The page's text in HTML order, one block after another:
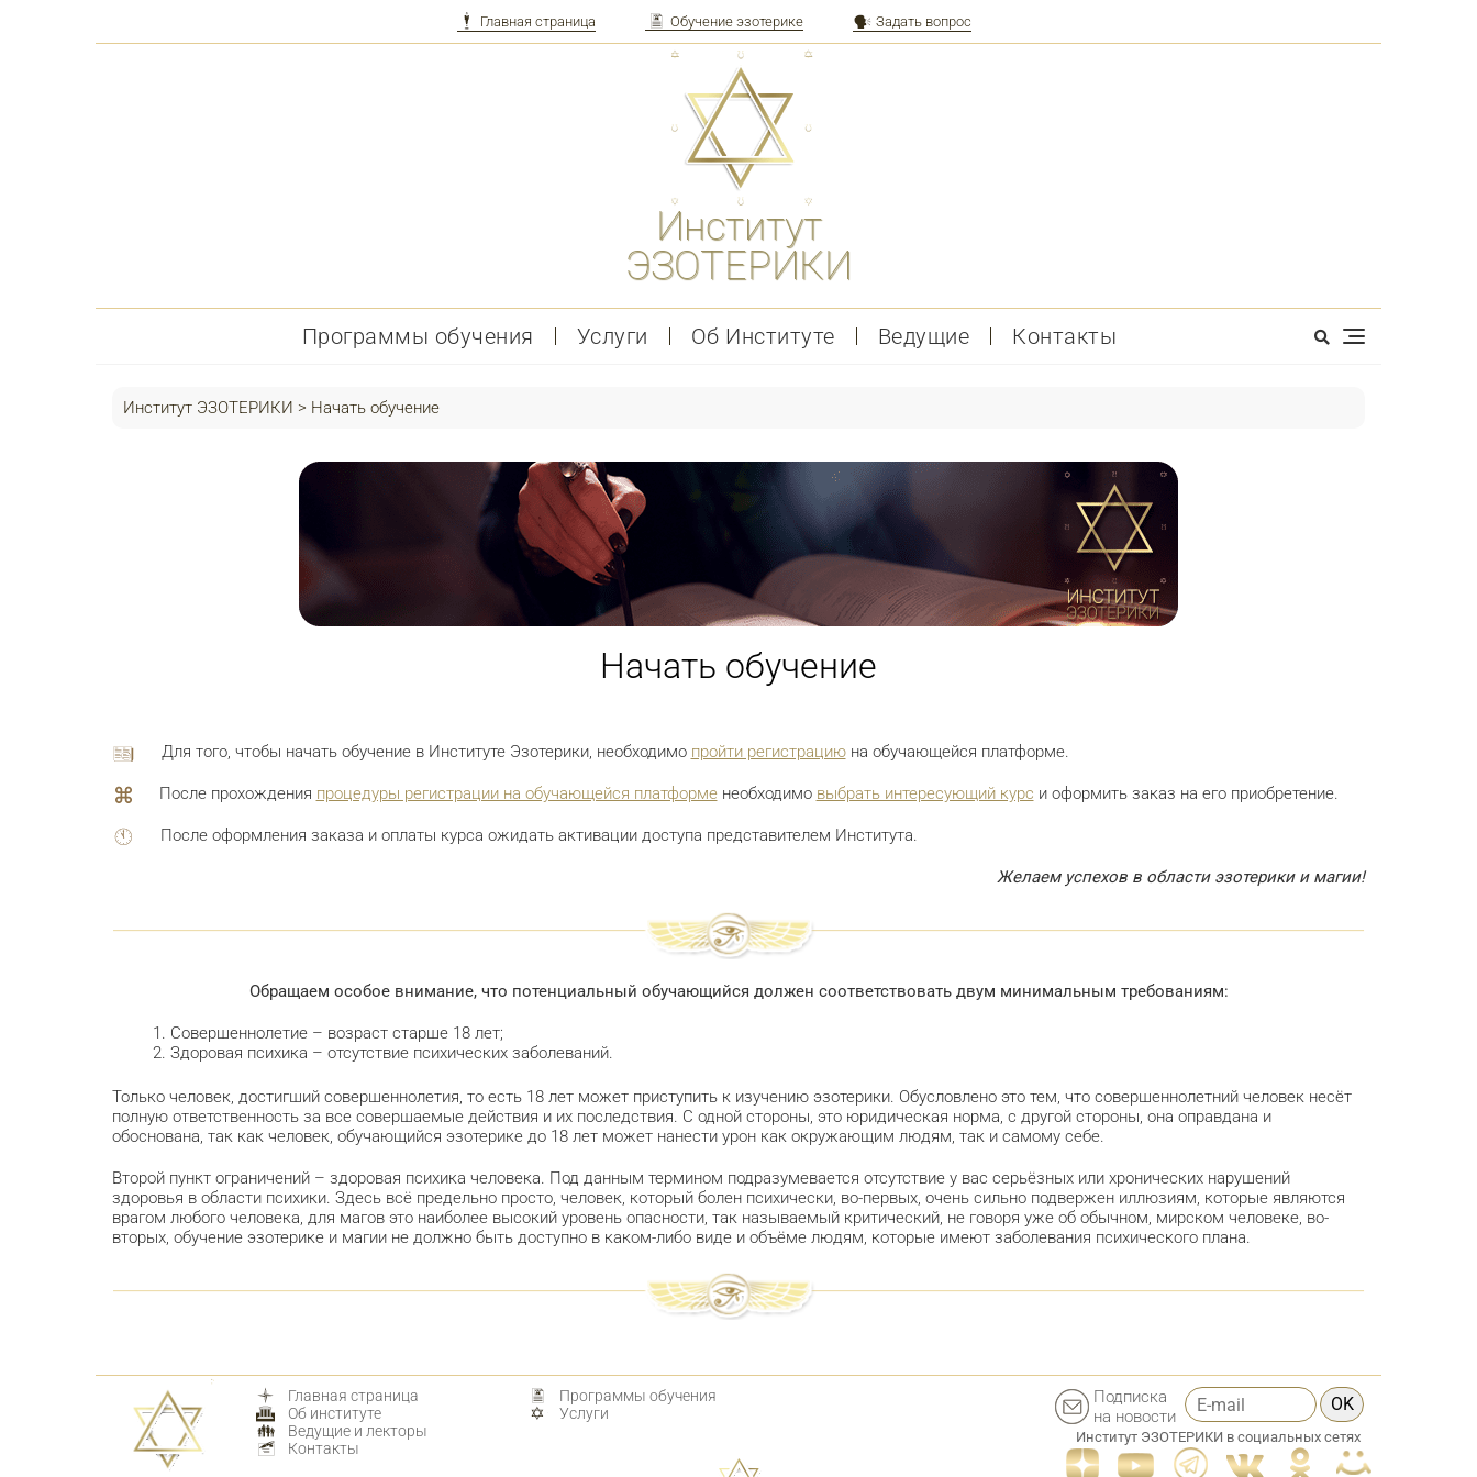
Главная страница Обучение эзотерике Задать вопрос
Институт
ЭЗОТЕРИКИ
Программы обучения Услуги Об Институте Ведущие Контакты
Институт ЭЗОТЕРИКИ > Начать обучение
Начать обучение
Для того, чтобы начать обучение в Институте Эзотерики, необходимо пройти регистрациюна обучающейся платформе.
После прохождения процедуры регистрации на обучающейся платформенеобходимо выбрать интересующий курс и оформить заказ на его приобретение.
После оформления заказа и оплаты курса ожидать активации доступа представителем Института.
Желаем успехов в области эзотерики и магии!
Обращаем особое внимание, что потенциальный обучающийся должен соответствовать двум минимальным требованиям:
Совершеннолетие – возраст старше 18 лет;
Здоровая психика – отсутствие психических заболеваний.
Только человек, достигший совершеннолетия, то есть 18 лет может приступить к изучению эзотерики. Обусловлено это тем, что совершеннолетний человек несёт
полную ответственность за все совершаемые действия и их последствия. С одной стороны, это юридическая норма, с другой стороны, она оправдана и
обоснована, так как человек, обучающийся эзотерике до 18 лет может нанести урон как окружающим людям, так и самому себе.
Второй пункт ограничений – здоровая психика человека. Под данным термином подразумевается отсутствие у вас серьёзных или хронических нарушений
здоровья в области психики. Здесь всё предельно просто, человек, который болен психически, во-первых, очень сильно подвержен иллюзиям, которые являются
врагом любого человека, для магов это наиболее высокий уровень опасности, так называемый критический, не говоря уже об обычном, мирском человеке, во-
вторых, обучение эзотерике и магии не должно быть доступно в каком-либо виде и объёме людям, которые имеют заболевания психического плана.
Главная страница
Об институте
Ведущие и лекторы
Контакты
Программы обучения
Услуги
Подписка
на новости
OK
Институт ЭЗОТЕРИКИ в социальных сетях